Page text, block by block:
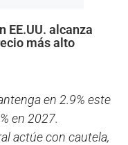
EE.UU. alcanza
más alto
en 2.9% este
en 2027.
actúe con cautela,